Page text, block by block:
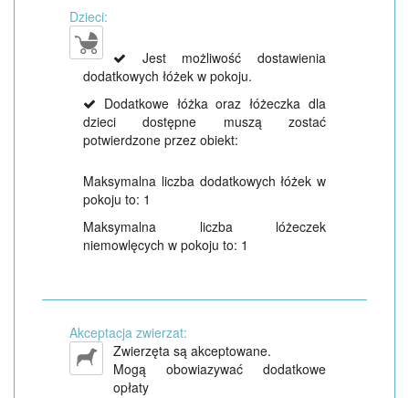
Dzieci:
Jest możliwość dostawienia
dodatkowych łóżek w pokoju.
Dodatkowe łóżka oraz łóżeczka dla
dzieci dostępne muszą zostać
potwierdzone przez obiekt:
Maksymalna liczba dodatkowych łóżek w
pokoju to: 1
Maksymalna liczba lóżeczek
niemowlęcych w pokoju to: 1
Akceptacja zwierzat:
Zwierzęta są akceptowane.
Mogą obowiazywać dodatkowe
opłaty